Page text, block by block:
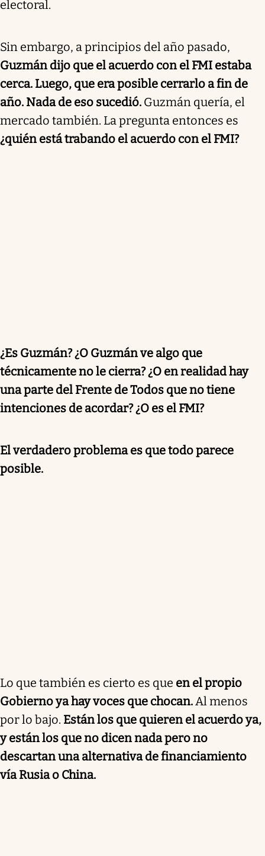
electoral.
Sin embargo, a principios del año pasado,
Guzmán dijo que el acuerdo con el FMI estaba
cerca. Luego, que era posible cerrarlo a fin de
año. Nada de eso sucedió. Guzmán quería, el
mercado también. La pregunta entonces es
¿quién está trabando el acuerdo con el FMI?
¿Es Guzmán? ¿O Guzmán ve algo que
técnicamente no le cierra? ¿O en realidad hay
una parte del Frente de Todos que no tiene
intenciones de acordar? ¿O es el FMI?
El verdadero problema es que todo parece
posible.
Lo que también es cierto es que en el propio
Gobierno ya hay voces que chocan.Al menos
por lo bajo. Están los que quieren el acuerdo ya,
y están los que no dicen nada pero no
descartan una alternativa de financiamiento
vía Rusia o China.